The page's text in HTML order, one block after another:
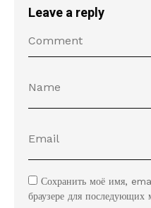
Leave a reply
Сохранить моё имя,
браузере для последующих